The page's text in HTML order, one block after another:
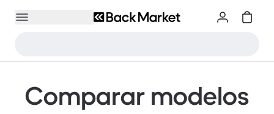
Comparar modelos